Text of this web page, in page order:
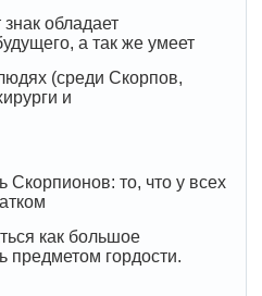
обладает
а так же умеет
(среди Скорпов,
и
Скорпионов: то, что у всех
как большое
предметом гордости.